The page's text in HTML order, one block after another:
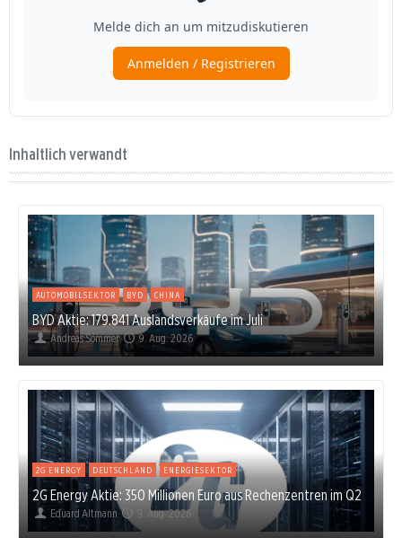
Inhaltlich verwandt
AUTOMOBILSEKTOR BYD CHINA
BYD Aktie: 179.841 Auslandsverkäufe im Juli
Andreas Sommer 9. Aug. 2026
2G ENERGY DEUTSCHLAND ENERGIESEKTOR
2G Energy Aktie: 350 Millionen Euro aus Rechenzentren im Q2
Eduard Altmann 9. Aug. 2026